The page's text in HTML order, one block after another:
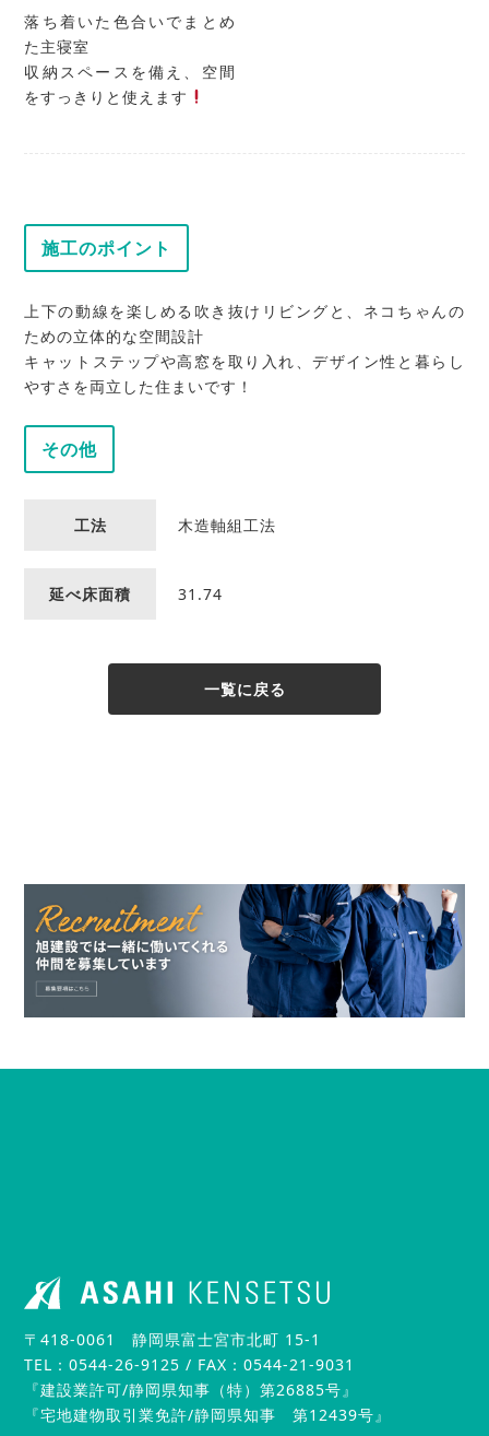
落ち着いた色合いでまとめ
た主寝室
収納スペースを備え、空間
をすっきりと使えます
施工のポイント
上下の動線を楽しめる吹き抜けリビングと、ネコちゃんの
ための立体的な空間設計
キャットステップや高窓を取り入れ、デザイン性と暮らし
やすさを両立した住まいです！
その他
工法 木造軸組工法
延べ床面積 31.74
一覧に戻る
〒418-0061 静岡県富士宮市北町 15-1
TEL：0544-26-9125 / FAX：0544-21-9031
『建設業許可/静岡県知事（特）第26885号』
『宅地建物取引業免許/静岡県知事 第12439号』